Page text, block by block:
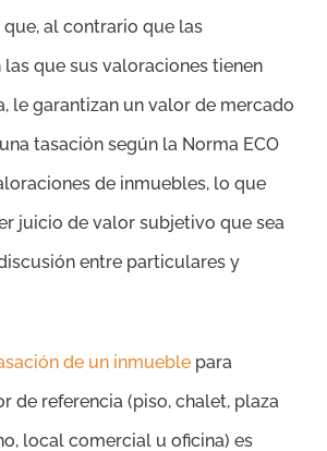
que, al contrario que las
que sus valoraciones tienen
le garantizan un valor de mercado
tasación según la Norma ECO
de inmuebles, lo que
juicio de valor subjetivo que sea
entre particulares y
de un inmueble para
de referencia (piso, chalet, plaza
local comercial u oficina) es